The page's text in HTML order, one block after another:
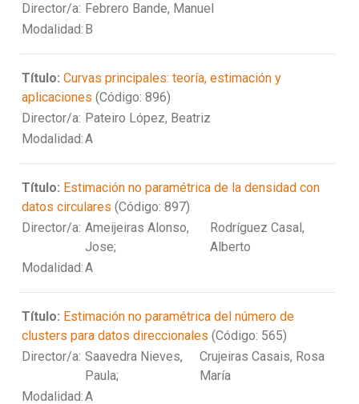
Director/a: Febrero Bande, Manuel
Modalidad: B
Título: Curvas principales: teoría, estimación y
aplicaciones (Código: 896)
Director/a: Pateiro López, Beatriz
Modalidad:A
Título: Estimación no paramétrica de la densidad con
datos circulares (Código: 897)
Director/a: Ameijeiras Alonso,
Jose;
Rodríguez Casal,
Alberto
Modalidad:A
Título: Estimación no paramétrica del número de
clusters para datos direccionales (Código: 565)
Director/a: Saavedra Nieves,
Paula;
Crujeiras Casais, Rosa
María
Modalidad:A